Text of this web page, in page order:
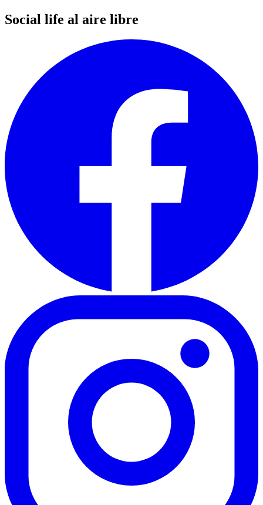
Social life al aire libre